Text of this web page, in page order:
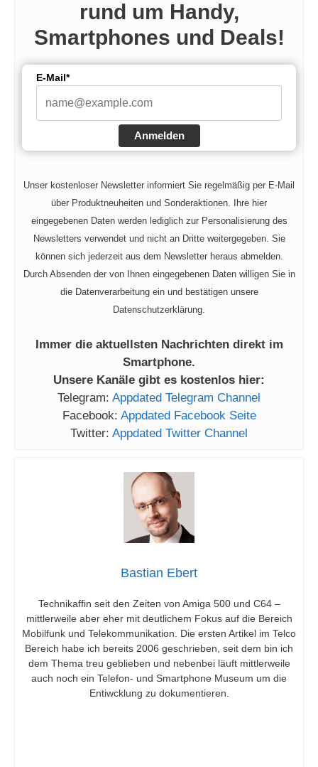
rund um Handy,
Smartphones und Deals!
E-Mail*
Anmelden
Unser kostenloser Newsletter informiert Sie regelmäßig per E-Mail
über Produktneuheiten und Sonderaktionen. Ihre hier
eingegebenen Daten werden lediglich zur Personalisierung des
Newsletters verwendet und nicht an Dritte weitergegeben. Sie
können sich jederzeit aus dem Newsletter heraus abmelden.
Durch Absenden der von Ihnen eingegebenen Daten willigen Sie in
die Datenverarbeitung ein und bestätigen unsere
Datenschutzerklärung.
Immer die aktuellsten Nachrichten direkt im
Smartphone.
Unsere Kanäle gibt es kostenlos hier:
Telegram: Appdated Telegram Channel
Facebook: Appdated Facebook Seite
Twitter: Appdated Twitter Channel
Bastian Ebert
Technikaffin seit den Zeiten von Amiga 500 und C64 –
mittlerweile aber eher mit deutlichem Fokus auf die Bereich
Mobilfunk und Telekommunikation. Die ersten Artikel im Telco
Bereich habe ich bereits 2006 geschrieben, seit dem bin ich
dem Thema treu geblieben und nebenbei läuft mittlerweile
auch noch ein Telefon- und Smartphone Museum um die
Entiwcklung zu dokumentieren.